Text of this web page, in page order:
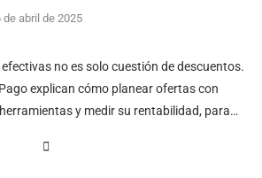
de abril de 2025
no es solo cuestión de descuentos.
explican cómo planear ofertas con
y medir su rentabilidad, para